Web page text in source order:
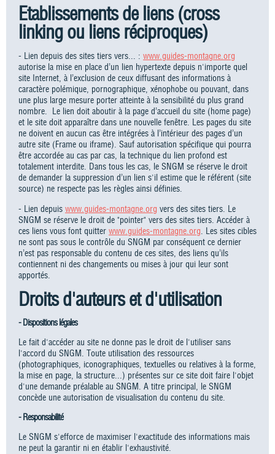
Etablissements de liens (cross
linking ou liens réciproques)
- Lien depuis des sites tiers vers... : www.guides-montagne.org
autorise la mise en place d’un lien hypertexte depuis n'importe quel
site Internet, à l’exclusion de ceux diffusant des informations à
caractère polémique, pornographique, xénophobe ou pouvant, dans
une plus large mesure porter atteinte à la sensibilité du plus grand
nombre. Le lien doit aboutir à la page d’accueil du site (home page)
et le site doit apparaître dans une nouvelle fenêtre. Les pages du site
ne doivent en aucun cas être intégrées à l’intérieur des pages d’un
autre site (Frame ou iframe). Sauf autorisation spécifique qui pourra
être accordée au cas par cas, la technique du lien profond est
totalement interdite. Dans tous les cas, le SNGM se réserve le droit
de demander la suppression d’un lien s'il estime que le référent (site
source) ne respecte pas les règles ainsi définies.
- Lien depuis www.guides-montagne.org vers des sites tiers. Le
SNGM se réserve le droit de "pointer" vers des sites tiers. Accéder à
ces liens vous font quitter www.guides-montagne.org . Les sites cibles
ne sont pas sous le contrôle du SNGM par conséquent ce dernier
n’est pas responsable du contenu de ces sites, des liens qu’ils
contiennent ni des changements ou mises à jour qui leur sont
apportés.
Droits d'auteurs et d'utilisation
- Dispositions légales
Le fait d'accéder au site ne donne pas le droit de l'utiliser sans
l'accord du SNGM. Toute utilisation des ressources
(photographiques, iconographiques, textuelles ou relatives à la forme,
la mise en page, la structure...) présentes sur ce site doit faire l'objet
d'une demande préalable au SNGM. A titre principal, le SNGM
concède une autorisation de visualisation du contenu du site.
- Responsabilité
Le SNGM s'efforce de maximiser l'exactitude des informations mais
ne peut la garantir ni en établir l'exhaustivité.